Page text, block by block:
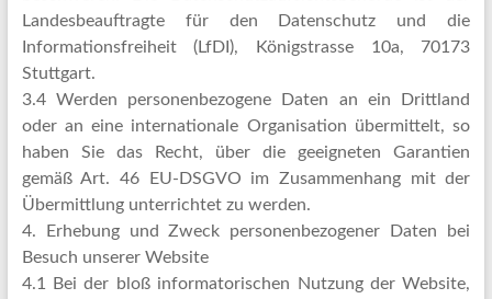
Landesbeauftragte für den Datenschutz und die
Informationsfreiheit (LfDI), Königstrasse 10a, 70173
Stuttgart.
3.4 Werden personenbezogene Daten an ein Drittland
oder an eine internationale Organisation übermittelt, so
haben Sie das Recht, über die geeigneten Garantien
gemäß Art. 46 EU-DSGVO im Zusammenhang mit der
Übermittlung unterrichtet zu werden.
4. Erhebung und Zweck personenbezogener Daten bei
Besuch unserer Website
4.1 Bei der bloß informatorischen Nutzung der Website,